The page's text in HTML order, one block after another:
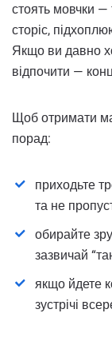
стоять мовчки —
сторіс,
Якщо ви давно
відпочити —
Щоб отримати
порад:
приходьте
та не
обирайте
зазвичай
якщо йдете
зустрічі